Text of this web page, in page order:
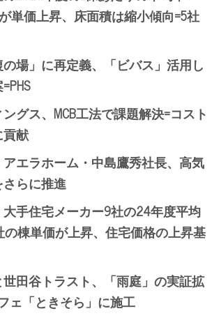
単価上昇、床面積は縮小傾向=5社
場」に再定義、「ビバス」活用し
グス、MCB工法で課題解決=コスト
献
アエラホーム・中島鷹秀社長、高気
らに推進
大手住宅メーカー9社の24年度平均
棟単価が上昇、住宅価格の上昇基
田谷トラスト、「雨庭」の実証拡
ェ「ときそら」に施工